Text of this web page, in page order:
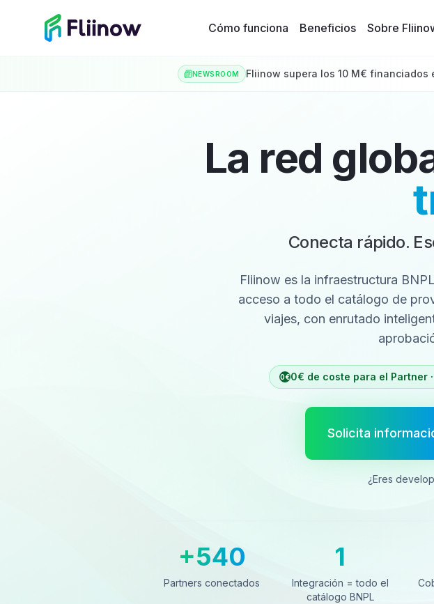
Cómo funciona
Beneficios Sobre
NEWSROOM Fliinow supera los 10 M€ financiados
La red
Conecta rápido.
Fliinow es la infraestructura
acceso a todo el catálogo de
viajes, con enrutado
0€0€ de coste para el Partner
Solicita
¿Eres
Partners conectados
+540
Partners conectados
Integración = todo el
1
Integración = todo el
catálogo BNPL